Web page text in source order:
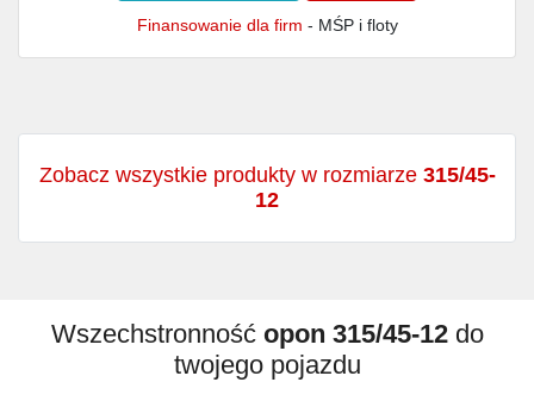
Finansowanie dla firm - MŚP i floty
Zobacz wszystkie produkty w rozmiarze 315/45-
12
Wszechstronność opon 315/45-12do
twojego pojazdu